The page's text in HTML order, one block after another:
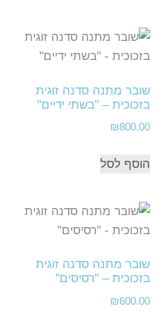
שובר מתנה סדנה זוגית
בזכוכית – "בשתי ידיים"
₪800.00
הוסף לסל
שובר מתנה סדנה זוגית
בזכוכית – "רסיסים"
₪600.00